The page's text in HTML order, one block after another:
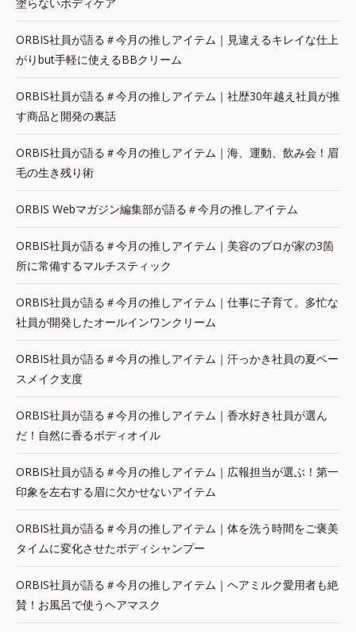
ORBIS社員が語る＃今月の推しアイテム｜見違えるキレイな仕上
がりbut手軽に使えるBBクリーム
ORBIS社員が語る＃今月の推しアイテム｜社歴30年越え社員が推
す商品と開発の裏話
ORBIS社員が語る＃今月の推しアイテム｜海、運動、飲み会！眉
毛の生き残り術
ORBIS Webマガジン編集部が語る＃今月の推しアイテム
ORBIS社員が語る＃今月の推しアイテム｜美容のプロが家の3箇
所に常備するマルチスティック
ORBIS社員が語る＃今月の推しアイテム｜仕事に子育て。多忙な
社員が開発したオールインワンクリーム
ORBIS社員が語る＃今月の推しアイテム｜汗っかき社員の夏ベー
スメイク支度
ORBIS社員が語る＃今月の推しアイテム｜香水好き社員が選ん
だ！自然に香るボディオイル
ORBIS社員が語る＃今月の推しアイテム｜広報担当が選ぶ！第一
印象を左右する眉に欠かせないアイテム
ORBIS社員が語る＃今月の推しアイテム｜体を洗う時間をご褒美
タイムに変化させたボディシャンプー
ORBIS社員が語る＃今月の推しアイテム｜ヘアミルク愛用者も絶
賛！お風呂で使うヘアマスク